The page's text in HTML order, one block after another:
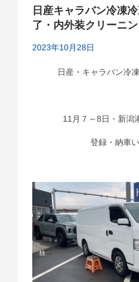
日産キャラバン冷凍
了・内外装クリーニ
2023年10月28日
日産・キャラバン冷
11月７～8日・新潟
登録・納車